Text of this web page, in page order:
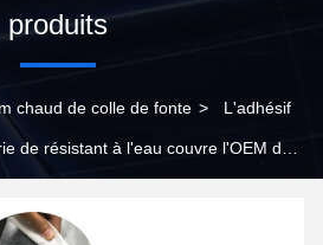
produits
chaud de colle de fonte > L'adhésif
de résistant à l'eau couvre l'OEM de